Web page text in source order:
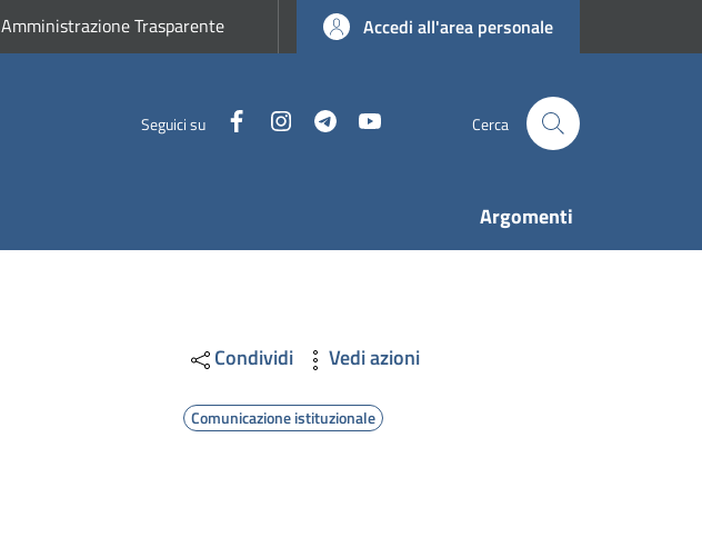
Amministrazione Trasparente Accedi all'area personale
Seguici su FacebookInstagramTelegram Cerca
Argomenti
Condividi Vedi azioni
Comunicazione istituzionale